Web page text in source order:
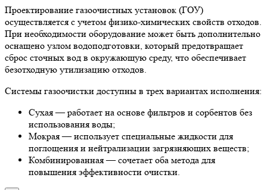
Проектирование газоочистных установок (ГОУ)
осуществляется с учетом физико-химических свойств отходов.
При необходимости оборудование может быть дополнительно
оснащено узлом водоподготовки, который предотвращает
сброс сточных вод в окружающую среду, что обеспечивает
безотходную утилизацию отходов.
Системы газоочистки доступны в трех вариантах исполнения:
Сухая — работает на основе фильтров и сорбентов без
использования воды;
Мокрая — использует специальные жидкости для
поглощения и нейтрализации загрязняющих веществ;
Комбинированная — сочетает оба метода для
повышения эффективности очистки.